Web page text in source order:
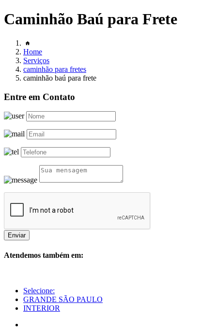
Caminhão Baú para Frete
Home
Serviços
caminhão para fretes
caminhão baú para frete
Entre em Contato
Enviar
Atendemos também em:
Selecione:
GRANDE SÃO PAULO
INTERIOR